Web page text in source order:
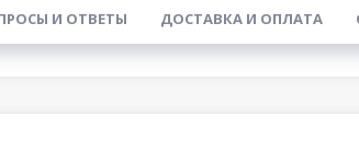
И ОТВЕТЫ ДОСТАВКА И ОПЛАТА